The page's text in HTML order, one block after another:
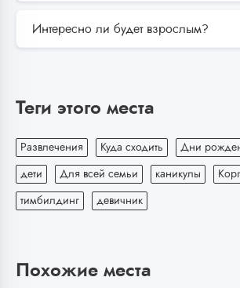
Интересно ли будет взрослым?
Теги этого места
Развлечения Куда сходить Дни
дети Для всей семьи каникулы
тимбилдинг девичник
Похожие места